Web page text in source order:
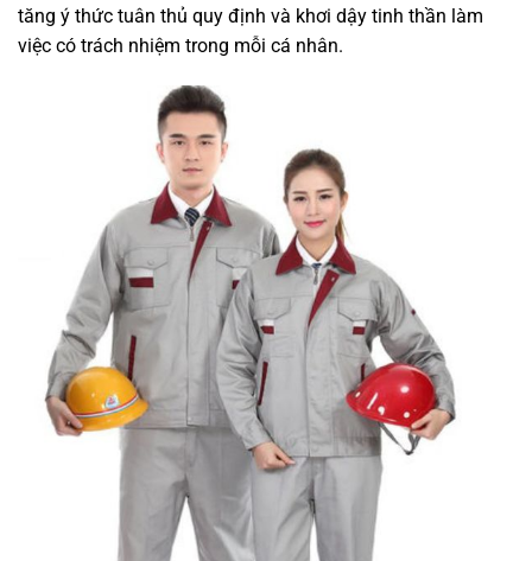
tăng ý thức tuân thủ quy định và khơi dậy tinh thần làm
việc có trách nhiệm trong mỗi cá nhân.